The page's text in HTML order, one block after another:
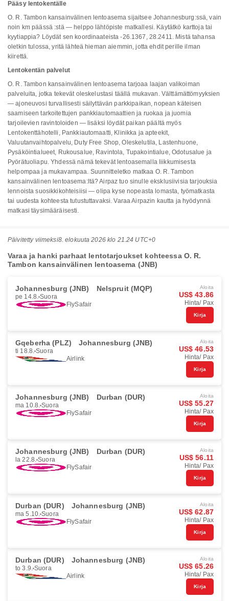
Pääsy lentokentälle
O. R. Tambon kansainvälinen lentoasema sijaitsee Johannesburg:ssä, vain
noin km päässä :stä — helppo lähtöpiste matkallesi. Käytätkö karttoja tai
kyytiappia? Löydät sen koordinaateista -26.1367, 28.2411. Mistä tahansa
oletkin tulossa, yritä lähteä hieman aiemmin, jotta ehdit perille ilman
kiirettä.
Lentokentän palvelut
O. R. Tambon kansainvälinen lentoasema tarjoaa laajan valikoiman
palveluita, jotka tekevät oleskelustasi täällä mukavan. Välttämättömyyksien
— ajoneuvosi turvallisesti säilyttävän parkkipaikan, nopean käteisen
saamiseen tarkoitettujen pankkiautomaattien ja ruokaa ja juomia
tarjoilevien ravintoloiden — lisäksi löydät paikan päältä myös
Lentokenttähotelli, Pankkiautomaatti, Klinikka ja apteekit,
Valuutanvaihtopalvelu, Duty Free Shop, Oleskelutila, Lastenhuone,
Pysäköintialueet, Rukousalue, Ravintola, Tupakointialue, Odotusalue ja
Pyörätuoliapu. Yhdessä nämä tekevät lentoasemalla liikkumisesta
helpompaa ja mukavampaa. Suunnitteletko matkaa O. R. Tambon
kansainvälinen lentoasema:ltä? Airpaz tuo sinulle eksklusiivisia tarjouksia
lennoista suosikkikohteisiisi — olipa kyse nopeasta lomasta, työmatkasta
tai uudesta kohteesta tutustuttavaksi. Varaa Airpazin kautta ja hyödynnä
matkasi täysimääräisesti.
Päivitetty viimeksi8. elokuuta 2026 klo 21.24 UTC+0
Varaa ja hanki parhaat lentotarjoukset kohteessa O. R.
Tambon kansainvälinen lentoasema (JNB)
Johannesburg (JNB) Nelspruit (MQP)
pe 14.8. Suora
FlySafair
Aloita
US$ 43.86
Hinta/ Pax
Kirja
Gqeberha (PLZ) Johannesburg (JNB)
ti 18.8. Suora
Airlink
Aloita
US$ 46.53
Hinta/ Pax
Kirja
Johannesburg (JNB) Durban (DUR)
ma 10.8. Suora
FlySafair
Aloita
US$ 55.27
Hinta/ Pax
Kirja
Johannesburg (JNB) Durban (DUR)
la 22.8. Suora
FlySafair
Aloita
US$ 56.11
Hinta/ Pax
Kirja
Durban (DUR) Johannesburg (JNB)
ma 5.10. Suora
FlySafair
Aloita
US$ 62.87
Hinta/ Pax
Kirja
Durban (DUR) Johannesburg (JNB)
to 3.9. Suora
Airlink
Aloita
US$ 65.26
Hinta/ Pax
Kirja